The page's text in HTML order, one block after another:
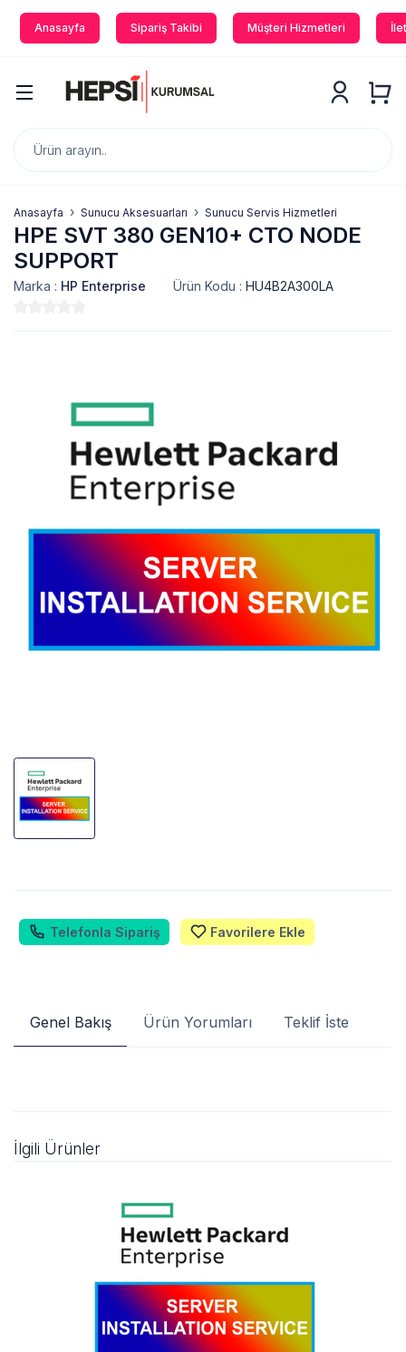
Anasayfa Sipariş Takibi Müşteri Hizmetleri
Anasayfa Sunucu Aksesuarları Sunucu Servis Hizmetleri
HPE SVT 380 GEN10+ CTO NODE
SUPPORT
Marka : HP Enterprise Ürün Kodu : HU4B2A300LA
Telefonla Sipariş Favorilere Ekle
Genel Bakış Ürün Yorumları Teklif İste
İlgili Ürünler